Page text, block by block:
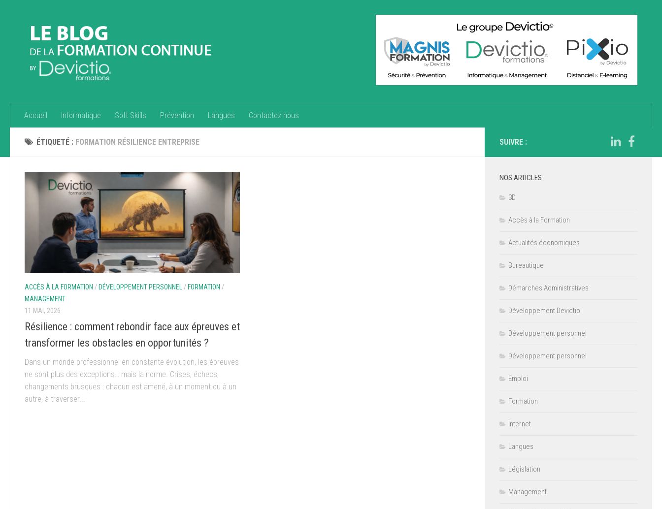
Accueil Informatique Soft Skills Prévention Langues Contactez nous
ÉTIQUETÉ : FORMATION RÉSILIENCE ENTREPRISE
ACCÈS À LA FORMATION / DÉVELOPPEMENT PERSONNEL / FORMATION /
MANAGEMENT
11 MAI, 2026
Résilience : comment rebondir face aux épreuves et
transformer les obstacles en opportunités ?
Dans un monde professionnel en constante évolution, les épreuves
ne sont plus des exceptions… mais la norme. Crises, échecs,
changements brusques : chacun est amené, à un moment ou à un
autre, à traverser...
SUIVRE :
NOS ARTICLES
3D
Accès à la Formation
Actualités économiques
Bureautique
Démarches Administratives
Développement Devictio
Développement personnel
Développement personnel
Emploi
Formation
Internet
Langues
Législation
Management